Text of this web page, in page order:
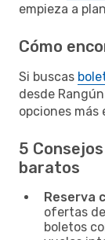
empieza a
Cómo
Si buscas
desde
opciones más
5
baratos
Reserva
ofertas
boletos